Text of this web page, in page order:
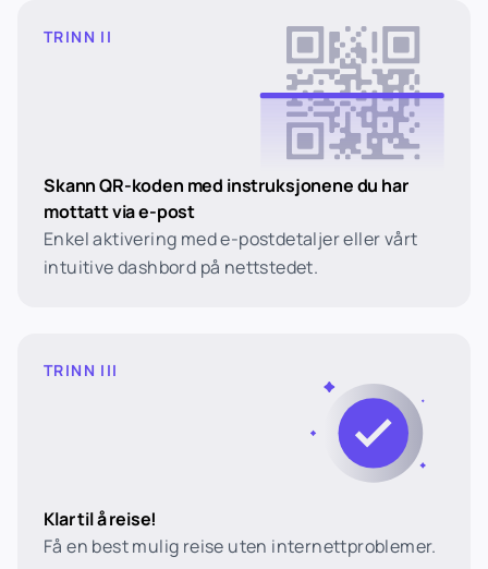
TRINN II
Skann QR-koden med instruksjonene du har
mottatt via e-post
Enkel aktivering med e-postdetaljer eller vårt
intuitive dashbord på nettstedet.
TRINN III
Klar til å reise!
Få en best mulig reise uten internettproblemer.